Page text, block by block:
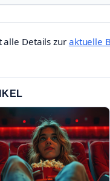
alle Details zur aktuelle